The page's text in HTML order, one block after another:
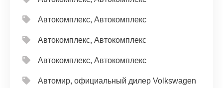
Автокомплекс, Автокомплекс
Автокомплекс, Автокомплекс
Автокомплекс, Автокомплекс
Автомир, официальный дилер Volkswagen